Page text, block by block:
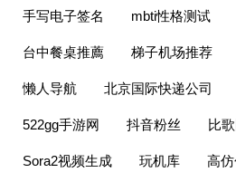
手写电子签名 mbti性格测试
台中餐桌推薦 梯子机场推荐
懒人导航 北京国际快递公司
522gg手游网 抖音粉丝 比
Sora2视频生成 玩机库 高